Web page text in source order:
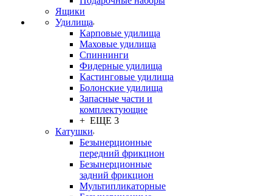
Ящики
Удилища
Карповые удилища
Маховые удилища
Спиннинги
Фидерные удилища
Кастинговые удилища
Болонские удилища
Запасные части и
комплектующие
+ ЕЩЕ 3
Катушки
Безынерционные
передний фрикцион
Безынерционные
задний фрикцион
Мультипликаторные